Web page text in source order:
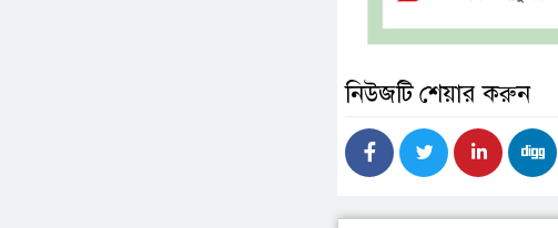
নিউজটি শেয়ার করুন